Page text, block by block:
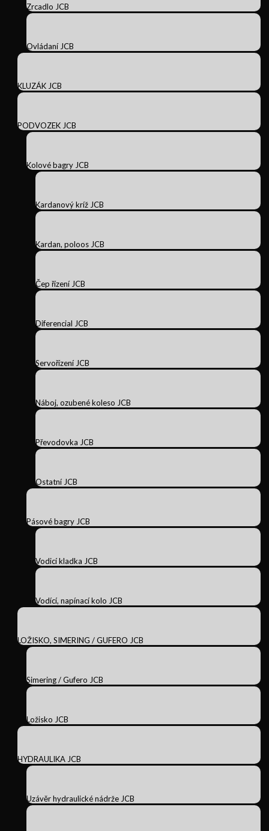
Zrcadlo JCB
Ovládaní JCB
KLUZÁK JCB
PODVOZEK JCB
Kolové bagry JCB
Kardanový kríž JCB
Kardan, poloos JCB
Čep řízení JCB
Diferencial JCB
Servořízení JCB
Náboj, ozubené koleso JCB
Převodovka JCB
Ostatní JCB
Pásové bagry JCB
Vodicí kladka JCB
Vodící, napínací kolo JCB
LOŽISKO, SIMERING / GUFERO JCB
Simering / Gufero JCB
Ložisko JCB
HYDRAULIKA JCB
Uzávěr hydraulické nádrže JCB